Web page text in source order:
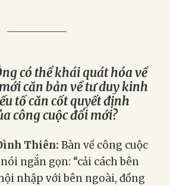
có thể khái quát hóa về
căn bản về tư duy kinh
tố căn cốt quyết định
công cuộc đổi mới?
Thiên: Bàn về công cuộc
ngắn gọn: “cải cách bên
nhập với bên ngoài, đồng